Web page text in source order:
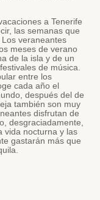
a Tenerife
las semanas que
veraneantes
meses de verano
de la isla y de un
de música.
entre los
cada año el
después del de
también son muy
disfrutan de
desgraciadamente,
vida nocturna y las
gastarán más que